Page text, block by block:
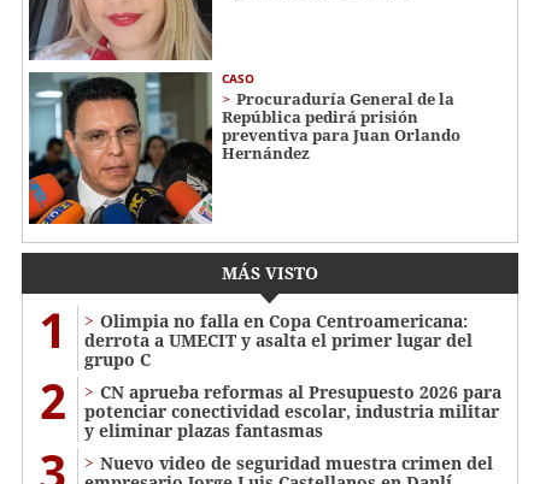
CASO
Procuraduría General de la
República pedirá prisión
preventiva para Juan Orlando
Hernández
MÁS VISTO
1
Olimpia no falla en Copa Centroamericana:
derrota a UMECIT y asalta el primer lugar del
grupo C
2
CN aprueba reformas al Presupuesto 2026 para
potenciar conectividad escolar, industria militar
y eliminar plazas fantasmas
Nuevo video de seguridad muestra crimen del